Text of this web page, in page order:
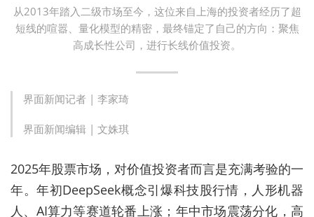
从2013年踏入二级市场至今，这位来自上海的投资者经历了超
短线的喧嚣、量化模型的精密，最终锚定了自己的方向：聚焦
高成长性公司，进行长线价值投资。
界面新闻记者 | 李家琦
界面新闻编辑 | 文姝琪
2025年股票市场，对价值投资者而言是充满考验的一
年。年初DeepSeek概念引爆科技股行情，人形机器
人、AI算力等赛道轮番上涨；年中市场震荡分化，高